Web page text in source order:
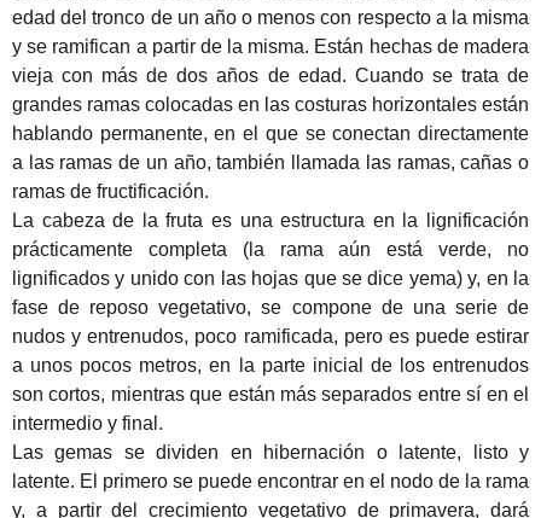
edad del tronco de un año o menos con respecto a la misma
y se ramifican a partir de la misma. Están hechas de madera
vieja con más de dos años de edad. Cuando se trata de
grandes ramas colocadas en las costuras horizontales están
hablando permanente, en el que se conectan directamente
a las ramas de un año, también llamada las ramas, cañas o
ramas de fructificación.
La cabeza de la fruta es una estructura en la lignificación
prácticamente completa (la rama aún está verde, no
lignificados y unido con las hojas que se dice yema) y, en la
fase de reposo vegetativo, se compone de una serie de
nudos y entrenudos, poco ramificada, pero es puede estirar
a unos pocos metros, en la parte inicial de los entrenudos
son cortos, mientras que están más separados entre sí en el
intermedio y final.
Las gemas se dividen en hibernación o latente, listo y
latente. El primero se puede encontrar en el nodo de la rama
y, a partir del crecimiento vegetativo de primavera, dará